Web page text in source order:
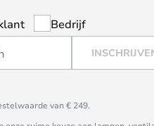
Bedrijf
van € 249.